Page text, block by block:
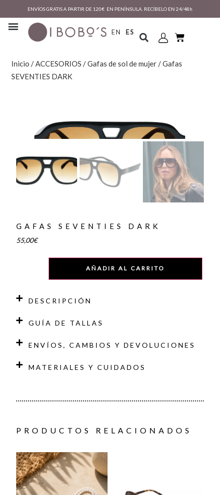
ENVÍOS GRATIS A PARTIR DE 120€ EN PENÍNSULA. RECÍBELO EN 24/48h
EN ES
Inicio /ACCESORIOS /Gafas de sol de mujer/ Gafas
SEVENTIES DARK
GAFAS SEVENTIES DARK
55,00€
AÑADIR AL CARRITO
DESCRIPCIÓN
GUÍA DE TALLAS
ENVÍOS, CAMBIOS Y DEVOLUCIONES
MATERIALES Y CUIDADOS
PRODUCTOS RELACIONADOS